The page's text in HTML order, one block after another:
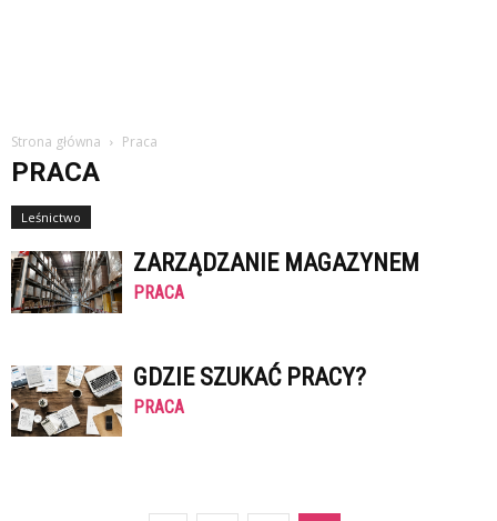
Strona główna Praca
PRACA
Leśnictwo
ZARZĄDZANIE MAGAZYNEM
PRACA
GDZIE SZUKAĆ PRACY?
PRACA